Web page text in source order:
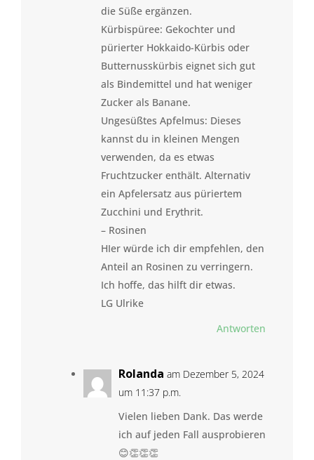
die Süße ergänzen.
Kürbispüree: Gekochter und
pürierter Hokkaido-Kürbis oder
Butternusskürbis eignet sich gut
als Bindemittel und hat weniger
Zucker als Banane.
Ungesüßtes Apfelmus: Dieses
kannst du in kleinen Mengen
verwenden, da es etwas
Fruchtzucker enthält. Alternativ
ein Apfelersatz aus püriertem
Zucchini und Erythrit.
– Rosinen
HIer würde ich dir empfehlen, den
Anteil an Rosinen zu verringern.
Ich hoffe, das hilft dir etwas.
LG Ulrike
Antworten
Rolanda am Dezember 5, 2024
um 11:37 p.m.
Vielen lieben Dank. Das werde
ich auf jeden Fall ausprobieren
😊👏👏👏